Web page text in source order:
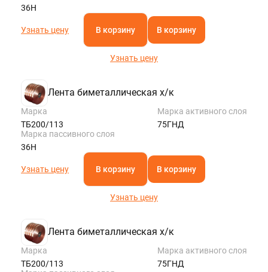
36Н
Узнать цену В корзину В корзину
Узнать цену
Лента биметаллическая х/к
Марка
ТБ200/113
Марка активного слоя
75ГНД
Марка пассивного слоя
36Н
Узнать цену В корзину В корзину
Узнать цену
Лента биметаллическая х/к
Марка
ТБ200/113
Марка активного слоя
75ГНД